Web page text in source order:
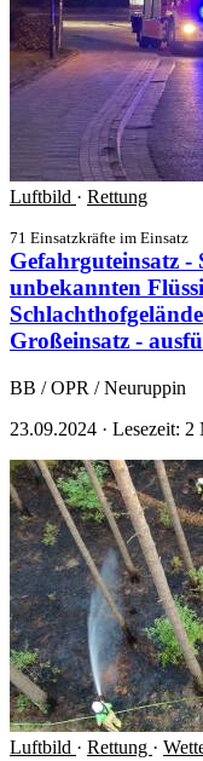
Luftbild · Rettung
71 Einsatzkräfte im Einsatz
Gefahrguteinsatz -
unbekannten
Großeinsatz -
BB / OPR / Neuruppin
23.09.2024 · Lesezeit: 2
Luftbild · Rettung ·